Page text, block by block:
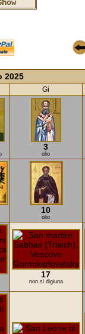
2025
Gi
3
olio
10
olio
17
non si digiuna